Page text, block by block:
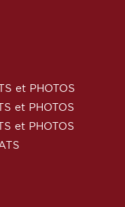
et PHOTOS
et PHOTOS
et PHOTOS